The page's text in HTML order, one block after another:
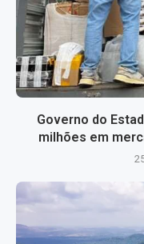
Governo do
milhões em